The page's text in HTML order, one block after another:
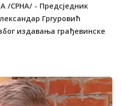
/СРНА/ - Предсједник
Гргуровић
издавања грађевинске